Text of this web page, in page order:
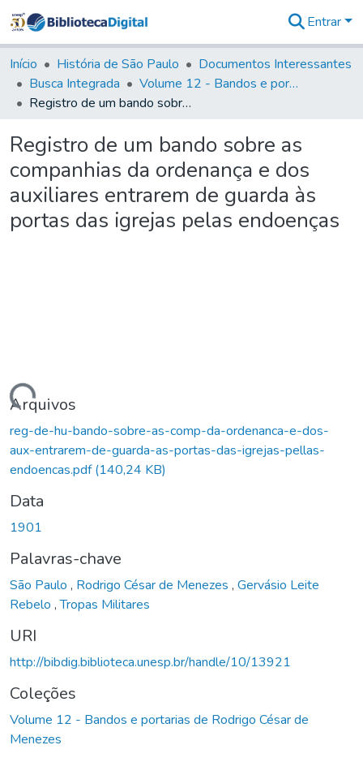
&
Coleções
Tudo na
Biblioteca
Estatísticas
Entrar
Início História de São Paulo
Documentos Interessantes
Busca Integrada
Volume 12 - Bandos e portarias de Rodrigo César de Menezes
Registro de um bando sobre as companhias da ordenança e dos auxiliares entrarem de guarda às portas das igrejas pelas endoenças
Registro de um bando sobre as
companhias da ordenança e dos
auxiliares entrarem de guarda às
portas das igrejas pelas endoenças
Arquivos
reg-de-hu-bando-sobre-as-comp-da-ordenanca-e-dos-
aux-entrarem-de-guarda-as-portas-das-igrejas-pellas-
endoencas.pdf(140,24 KB)
Data
1901
Palavras-chave
São Paulo , Rodrigo César de Menezes , Gervásio Leite
Rebelo ,Tropas Militares
URI
http://bibdig.biblioteca.unesp.br/handle/10/13921
Coleções
Volume 12 - Bandos e portarias de Rodrigo César de
Menezes